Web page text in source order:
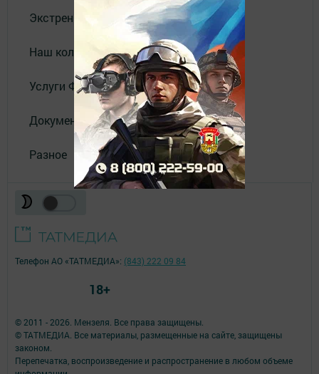
Экстренные службы
Наш коллектив
Услуги Филиала АО "ТАТМЕДИА"
Документы
Разное
© 2011 - 2026. Мензеля. Все права защищены.
© ТАТМЕДИА. Все материалы, размещенные на сайте, защищены
законом.
Перепечатка, воспроизведение и распространение в любом объеме
Телефон АО «ТАТМЕДИА»: (843) 222 09 84
18+